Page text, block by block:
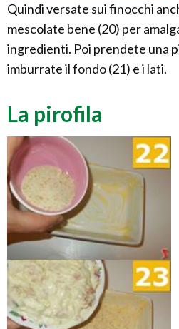
Quindi versate sui finocchi
mescolate bene (20) per
ingredienti. Poi prendete una
imburrate il fondo (21) e i lati.
La pirofila